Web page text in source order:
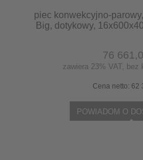
piec konwekcyjno-
Big, dotykowy,
76
zawiera 23% VAT, bez
Cena netto: 62
POWIADOM O